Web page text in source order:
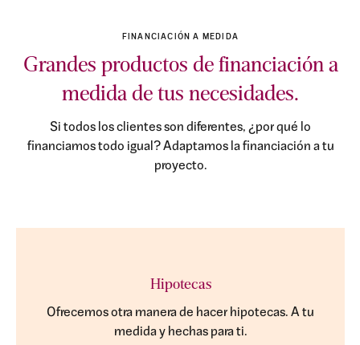
FINANCIACIÓN A MEDIDA
Grandes productos de financiación a
medida de tus necesidades.
Si todos los clientes son diferentes, ¿por qué lo
financiamos todo igual? Adaptamos la financiación a tu
proyecto.
Hipotecas
Ofrecemos otra manera de hacer hipotecas. A tu
medida y hechas para ti.